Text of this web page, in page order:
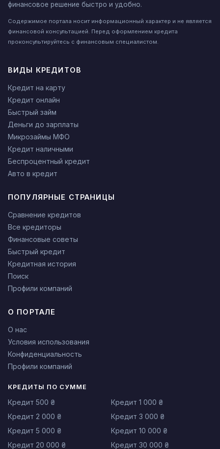
финансовое решение быстро и удобно.
Содержимое портала носит информационный характер и не является
финансовой консультацией. Перед оформлением кредита
проконсультируйтесь с финансовым специалистом.
ВИДЫ КРЕДИТОВ
Кредит на карту
Кредит онлайн
Быстрый займ
Деньги до зарплаты
Микрозаймы МФО
Кредит наличными
Беспроцентный кредит
Авто в кредит
ПОПУЛЯРНЫЕ СТРАНИЦЫ
Сравнение кредитов
Все кредиторы
Финансовые советы
Быстрый кредит
Кредитная история
Поиск
Профили компаний
О ПОРТАЛЕ
О нас
Условия использования
Конфиденциальность
Профили компаний
КРЕДИТЫ ПО СУММЕ
Кредит 500 ₴
Кредит 1 000 ₴
Кредит 2 000 ₴
Кредит 3 000 ₴
Кредит 5 000 ₴
Кредит 10 000 ₴
Кредит 20 000 ₴
Кредит 30 000 ₴